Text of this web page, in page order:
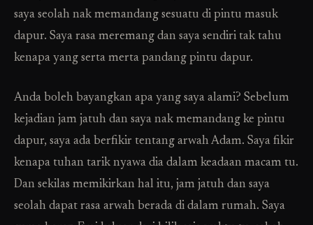
saya seolah nak memandang sesuatu di pintu masuk
dapur. Saya rasa meremang dan saya sendiri tak tahu
kenapa yang serta merta pandang pintu dapur.
Anda boleh bayangkan apa yang saya alami? Sebelum
kejadian jam jatuh dan saya nak memandang ke pintu
dapur, saya ada berfikir tentang arwah Adam. Saya fikir
kenapa tuhan tarik nyawa dia dalam keadaan macam tu.
Dan sekilas memikirkan hal itu, jam jatuh dan saya
seolah dapat rasa arwah berada di dalam rumah. Saya